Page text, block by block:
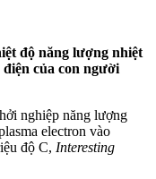
độ năng lượng nhiệt
của con người
nghiệp năng lượng
electron vào
độ C, Interesting